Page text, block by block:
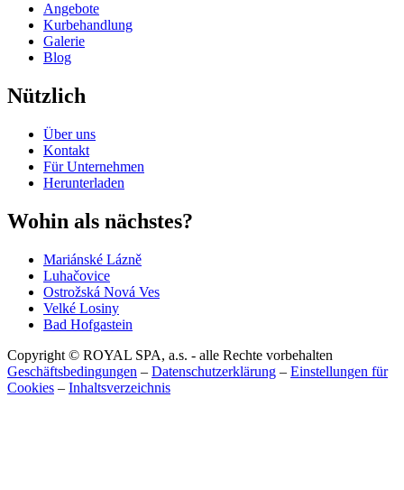
Angebote
Kurbehandlung
Galerie
Blog
Nützlich
Über uns
Kontakt
Für Unternehmen
Herunterladen
Wohin als nächstes?
Mariánské Lázně
Luhačovice
Ostrožská Nová Ves
Velké Losiny
Bad Hofgastein
Copyright © ROYAL SPA, a.s. - alle Rechte vorbehalten
Geschäftsbedingungen – Datenschutzerklärung – Einstellungen für
Cookies – Inhaltsverzeichnis